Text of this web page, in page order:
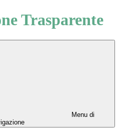
Trasparente
Menu di